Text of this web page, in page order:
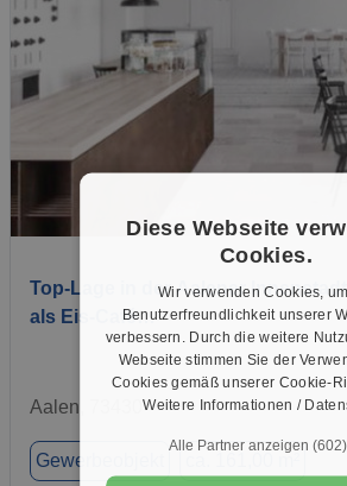
Top-Lage in der Aalener
als Eis-Café…
Aalen, 73430
Gewerbeobjekt
Diese Webseite
Cookies.
Wir verwenden Cookies,
Benutzerfreundlichkeit unserer
verbessern. Durch die weitere
Webseite stimmen Sie der
Cookies gemäß unserer Cookie-
Weitere Informationen /
Alle Partner anzeigen